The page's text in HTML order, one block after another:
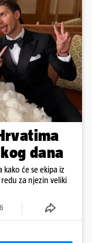
dana
će se ekipa iz
za njezin veliki